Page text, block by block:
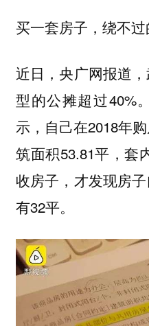
买一套房子，绕不过
近日，央广网报道
型的公摊超过40%
示，自己在2018年
筑面积53.81平，套
收房子，才发现房
有32平。